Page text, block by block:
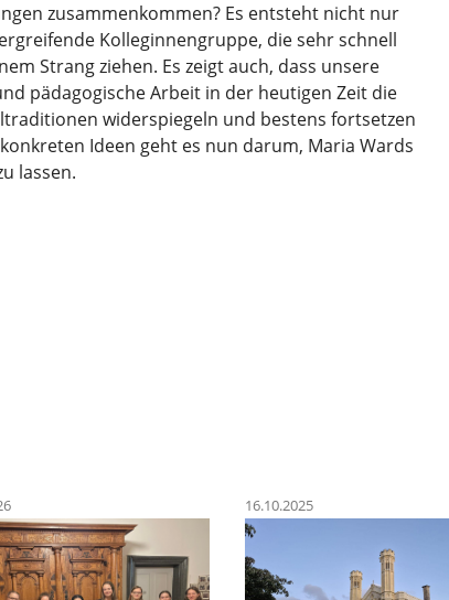
zusammenkommen? Es entsteht nicht nur
Kolleginnengruppe, die sehr schnell
Strang ziehen. Es zeigt auch, dass unsere
pädagogische Arbeit in der heutigen Zeit die
widerspiegeln und bestens fortsetzen
Ideen geht es nun darum, Maria Wards
lassen.
16.10.2025